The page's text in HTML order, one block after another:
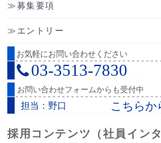
募集要項
エントリー
採用コンテンツ（社員イン